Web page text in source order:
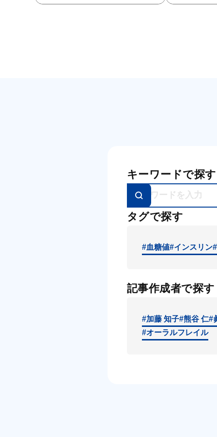
キーワードで探す
タグで探す
#血糖値#インスリン
記事作成者で探す
#加藤 知子#熊谷 仁#
#オーラルフレイル